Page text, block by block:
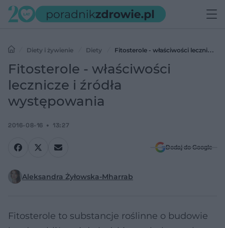
Diety i żywienie Diety
Fitosterole - właściwości lecznicze i
źródła występowania
Fitosterole - właściwości
lecznicze i źródła
występowania
2016-08-16 13:27
Dodaj do Google
Aleksandra Żyłowska-Mharrab
Fitosterole to substancje roślinne o budowie